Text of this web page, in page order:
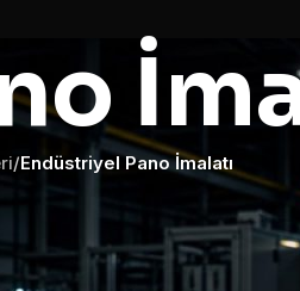
/Endüstriyel Pano İmalatı